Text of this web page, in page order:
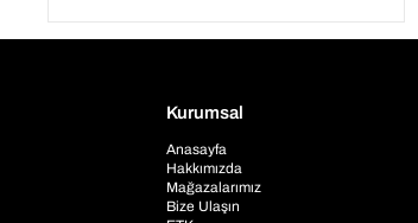
Kurumsal
Anasayfa
Hakkımızda
Mağazalarımız
Bize Ulaşın